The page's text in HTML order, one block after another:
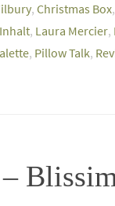
, Christmas Box,
Inhalt, Laura Mercier,
, Pillow Talk,